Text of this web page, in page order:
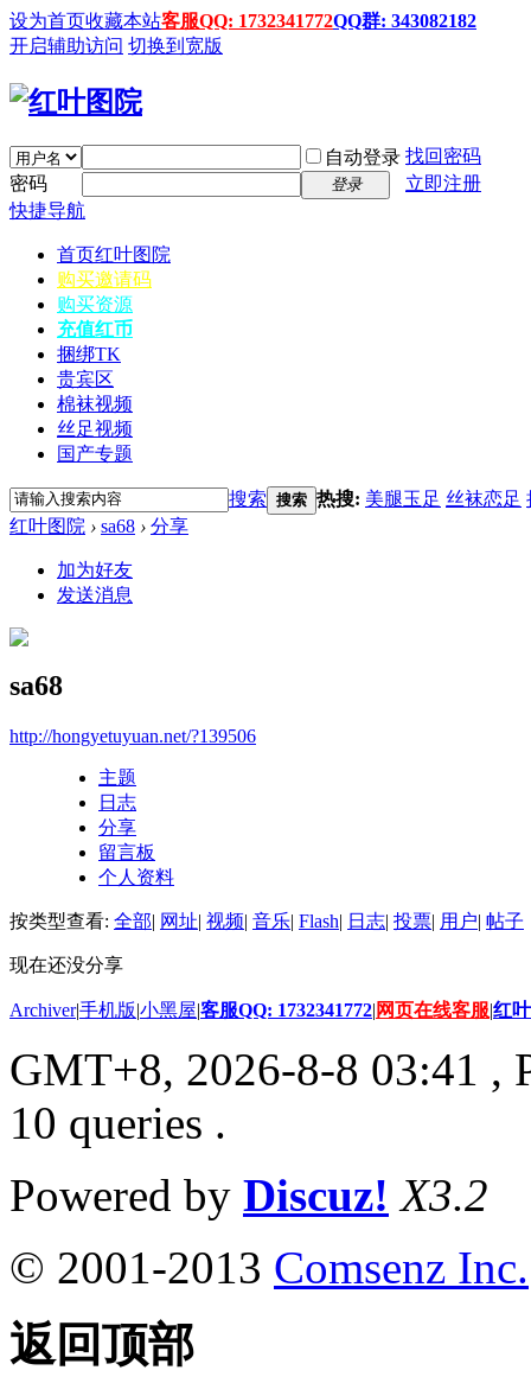
设为首页收藏本站客服QQ: 1732341772QQ群: 343082182
开启辅助访问 切换到宽版
自动登录 找回密码
密码
登录
立即注册
快捷导航
首页红叶图院
购买邀请码
购买资源
充值红币
捆绑TK
贵宾区
棉袜视频
丝足视频
国产专题
搜索 搜索 热搜: 美腿玉足 丝袜恋足
红叶图院 › sa68 › 分享
加为好友
发送消息
sa68
http://hongyetuyuan.net/?139506
主题
日志
分享
留言板
个人资料
按类型查看: 全部| 网址| 视频| 音乐| Flash| 日志| 投票| 用户| 帖子
现在还没分享
Archiver|手机版|小黑屋|客服QQ: 1732341772| 网页在线客服|红
GMT+8, 2026-8-8 03:41 ,
10 queries .
Powered by Discuz! X3.2
© 2001-2013 Comsenz Inc.
返回顶部